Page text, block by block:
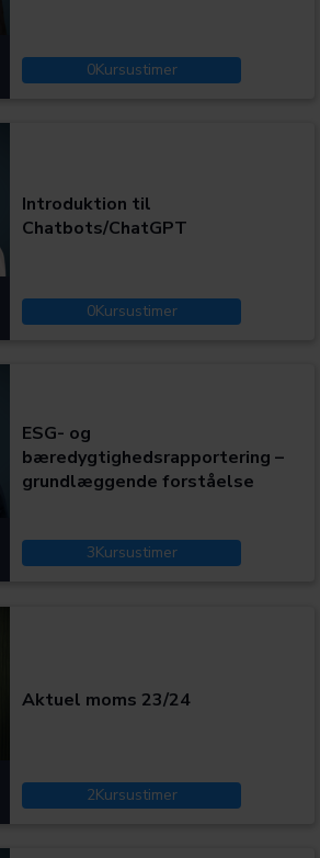
0Kursustimer
Introduktion til
Chatbots/ChatGPT
0Kursustimer
ESG- og
bæredygtighedsrapportering –
grundlæggende forståelse
3Kursustimer
Aktuel moms 23/24
2Kursustimer